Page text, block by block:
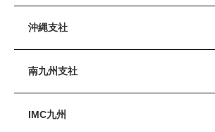
沖縄支社
南九州支社
IMC九州